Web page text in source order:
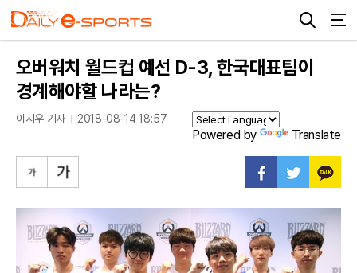
오버워치 월드컵 예선 D-3, 한국대표팀이
경계해야할 나라는?
이시우 기자 2018-08-14 18:57
Powered by Translate